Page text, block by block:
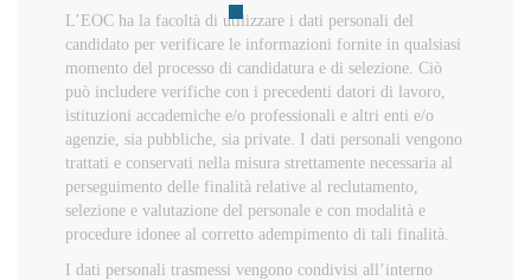
L’EOC ha la facoltà di utilizzare i dati personali del
candidato per verificare le informazioni fornite in qualsiasi
momento del processo di candidatura e di selezione. Ciò
può includere verifiche con i precedenti datori di lavoro,
istituzioni accademiche e/o professionali e altri enti e/o
agenzie, sia pubbliche, sia private. I dati personali vengono
trattati e conservati nella misura strettamente necessaria al
perseguimento delle finalità relative al reclutamento,
selezione e valutazione del personale e con modalità e
procedure idonee al corretto adempimento di tali finalità.
I dati personali trasmessi vengono condivisi all’interno